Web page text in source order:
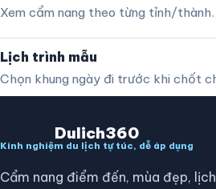
Xem cẩm nang theo từng tỉnh/thành.
Lịch trình mẫu
Chọn khung ngày đi trước khi chốt
Dulich360
Kinh nghiệm du lịch tự túc, dễ áp dụng
Cẩm nang điểm đến, mùa đẹp,